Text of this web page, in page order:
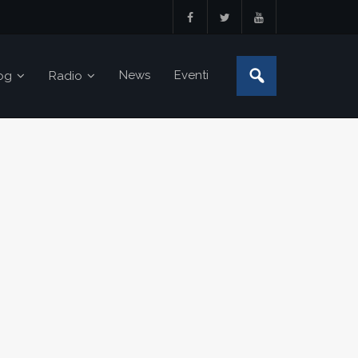
Radio News Eventi